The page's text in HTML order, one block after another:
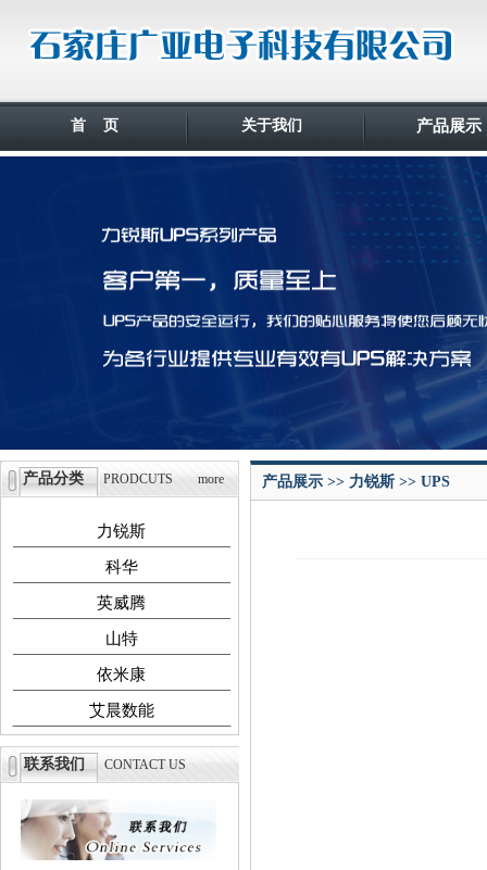
首 页 关于我们 产品展示
产品分类 PRODCUTS more
力锐斯
科华
英威腾
山特
依米康
艾晨数能
联系我们 CONTACT US
产品展示 >> 力锐斯 >> UPS